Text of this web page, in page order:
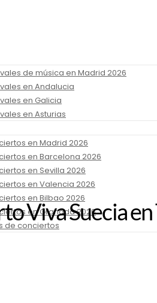
de música en Madrid 2026
en Andalucia
en Galicia
en Asturias
en Madrid 2026
en Barcelona 2026
en Sevilla 2026
en Valencia 2026
en Bilbao 2026
en Granada 2026
de conciertos
Viva Suecia